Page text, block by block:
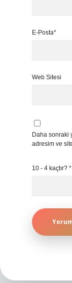
E-Posta*
Web Sitesi
Daha sonraki
adresim ve
10 - 4 kaçtır? *